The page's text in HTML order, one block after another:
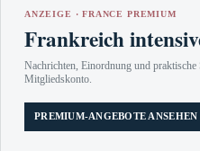
ANZEIGE · FRANCE PREMIUM
Frankreich
Nachrichten, Einordnung und praktische
Mitgliedskonto.
PREMIUM-ANGEBOTE